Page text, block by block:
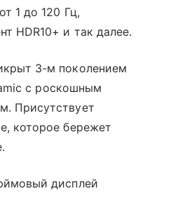
1 до 120 Гц,
HDR10+ и так далее.
3-м поколением
с роскошным
Присутствует
которое бережет
дисплей